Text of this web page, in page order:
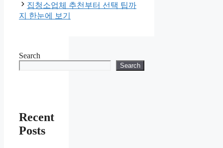
집청소업체 추천부터 선택 팁까
지 한눈에 보기
Search
Search
Recent
Posts